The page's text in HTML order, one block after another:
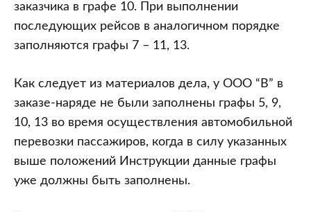
заказчика в графе 10. При выполнении
последующих рейсов в аналогичном порядке
заполняются графы 7 – 11, 13.
Как следует из материалов дела, у ООО “В” в
заказе-наряде не были заполнены графы 5, 9,
10, 13 во время осуществления автомобильной
перевозки пассажиров, когда в силу указанных
выше положений Инструкции данные графы
уже должны быть заполнены.